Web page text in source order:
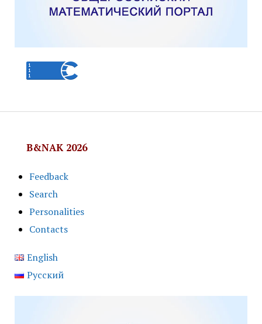
B&NAK 2026
Feedback
Search
Personalities
Contacts
English
Русский